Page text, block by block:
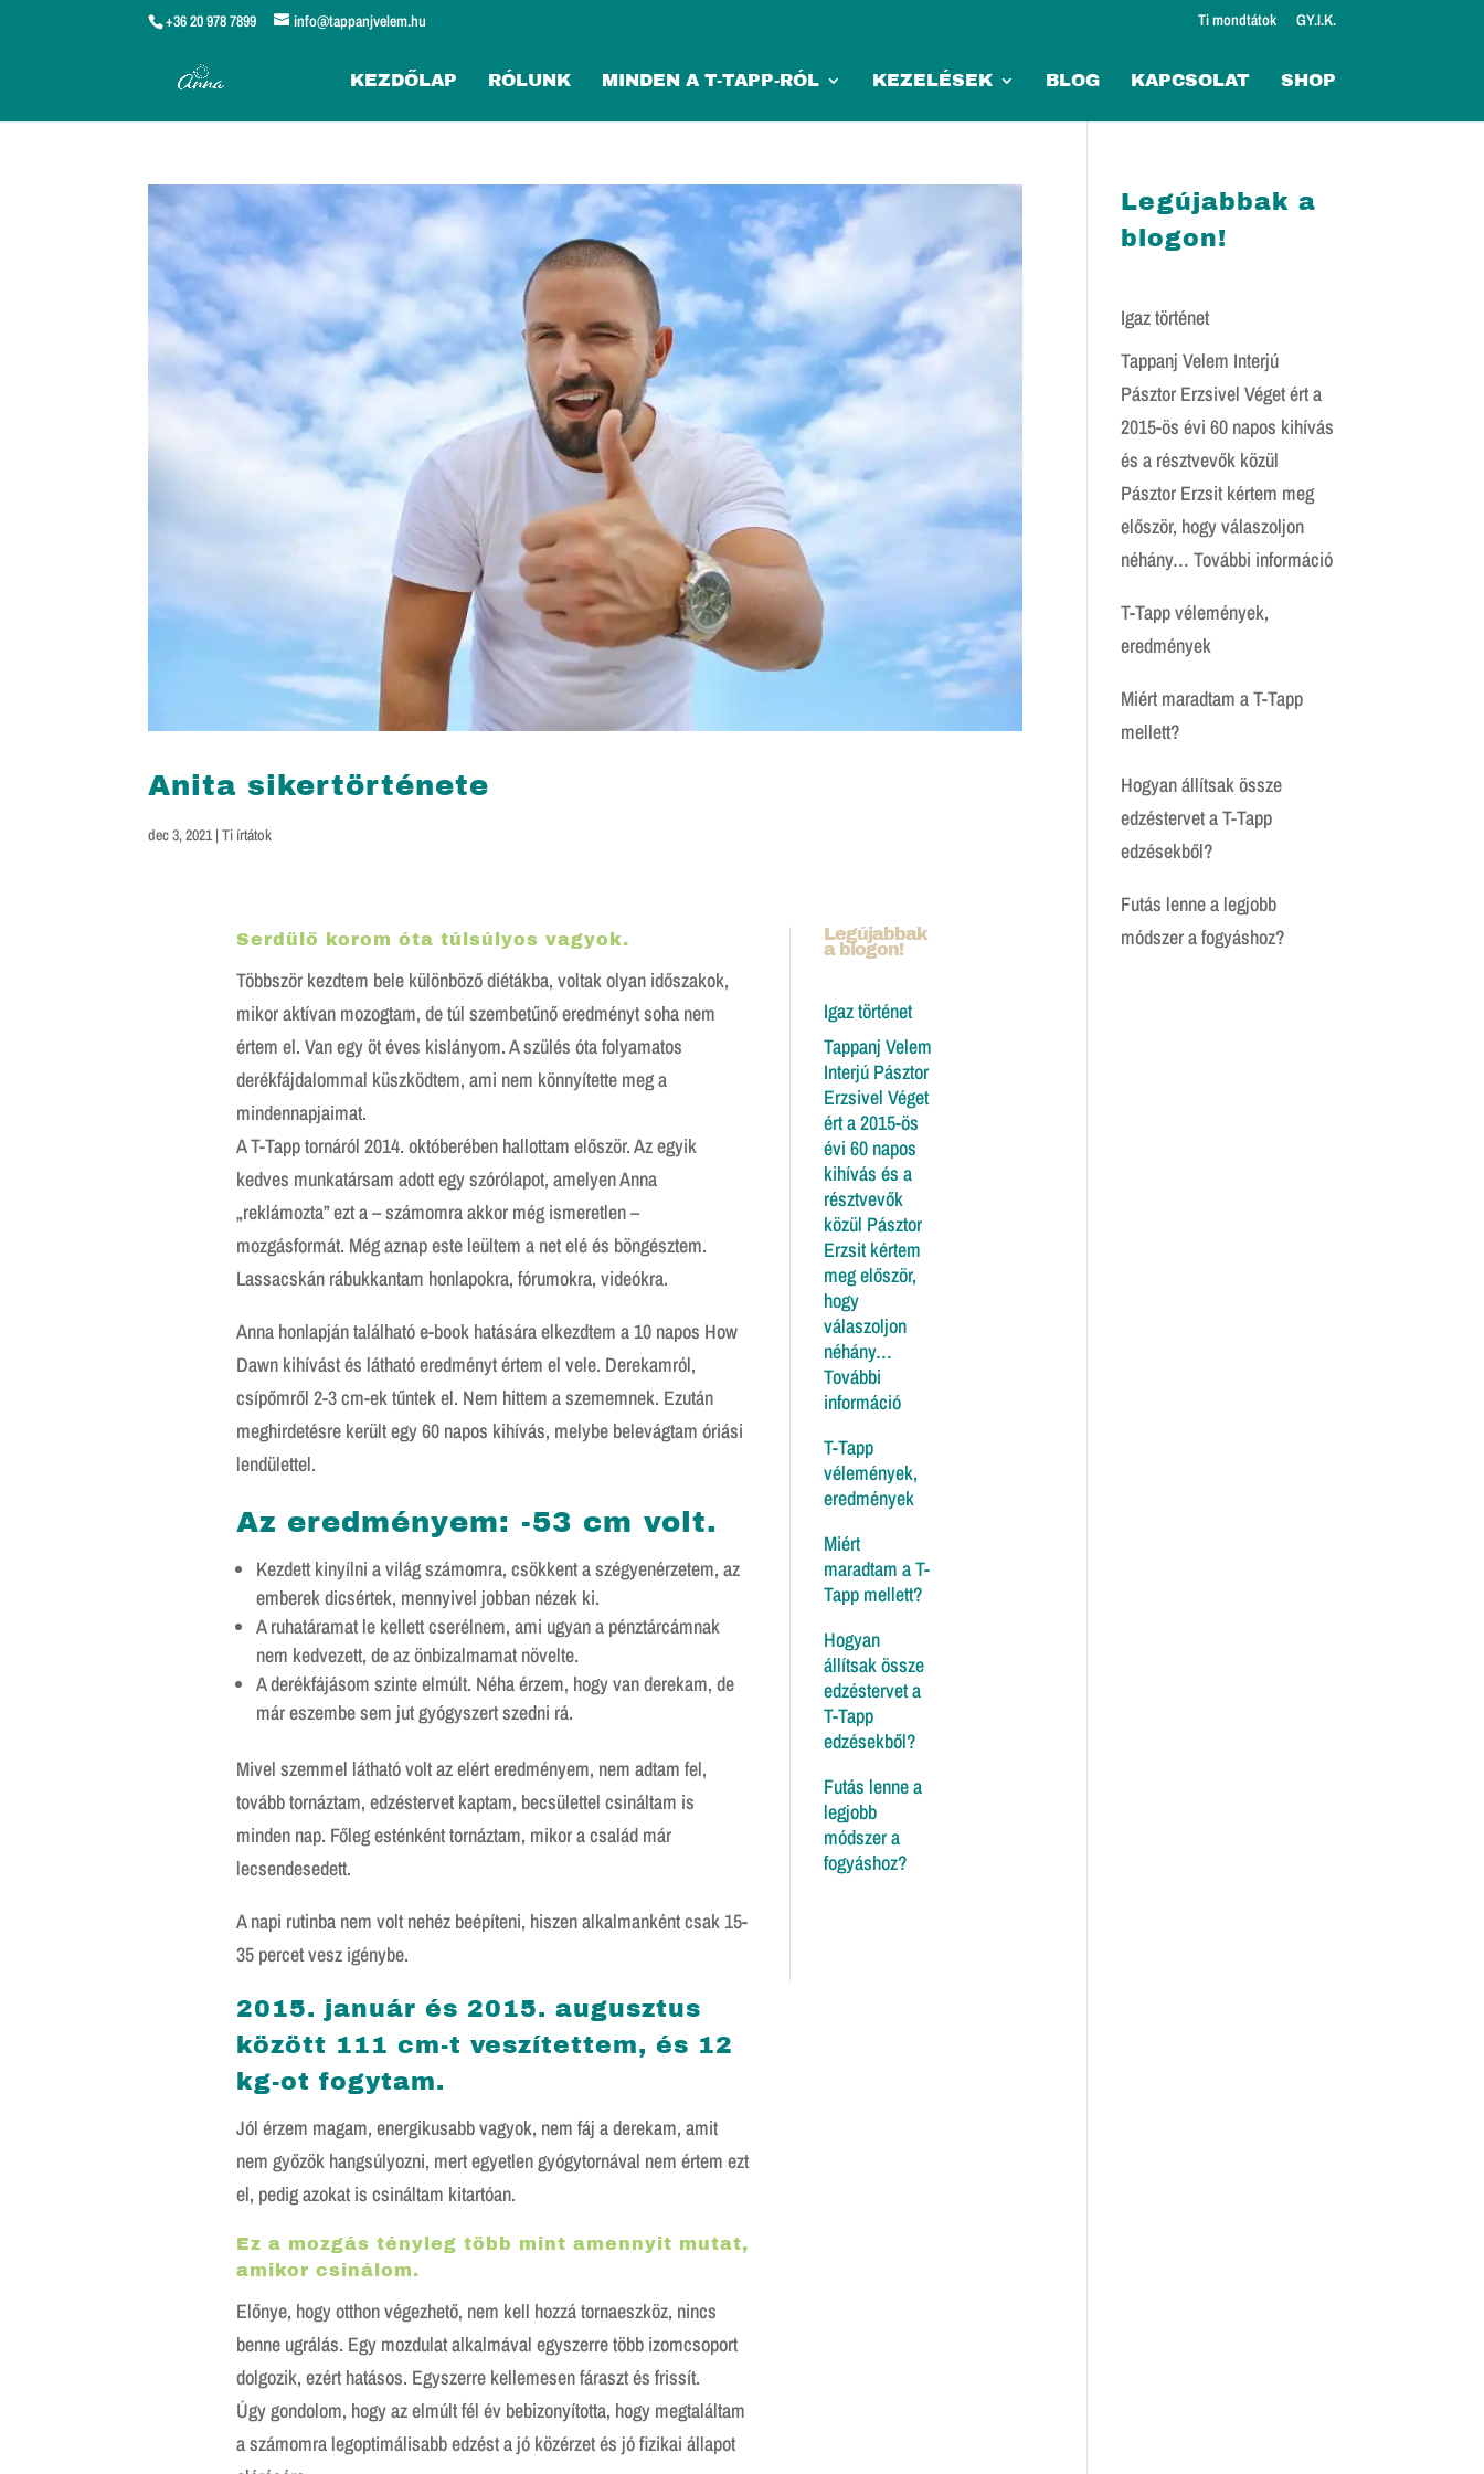
+36 20 978 7899 info@tappanjvelem.hu Ti mondtátok GY.I.K.
KEZDŐLAP RÓLUNK MINDEN A T-TAPP-RÓL KEZELÉSEK BLOG KAPCSOLAT SHOP
Anita sikertörténete
dec 3, 2021|Ti írtátok
Serdülő korom óta túlsúlyos vagyok.
Többször kezdtem bele különböző diétákba, voltak olyan időszakok,
mikor aktívan mozogtam, de túl szembetűnő eredményt soha nem
értem el. Van egy öt éves kislányom. A szülés óta folyamatos
derékfájdalommal küszködtem, ami nem könnyítette meg a
mindennapjaimat.
A T-Tapp tornáról 2014. októberében hallottam először. Az egyik
kedves munkatársam adott egy szórólapot, amelyen Anna
„reklámozta” ezt a – számomra akkor még ismeretlen –
mozgásformát. Még aznap este leültem a net elé és böngésztem.
Lassacskán rábukkantam honlapokra, fórumokra, videókra.
Anna honlapján található e-book hatására elkezdtem a 10 napos How
Dawn kihívást és látható eredményt értem el vele. Derekamról,
csípőmről 2-3 cm-ek tűntek el. Nem hittem a szememnek. Ezután
meghirdetésre került egy 60 napos kihívás, melybe belevágtam óriási
lendülettel.
Az eredményem: -53 cm volt.
Kezdett kinyílni a világ számomra, csökkent a szégyenérzetem, az
emberek dicsértek, mennyivel jobban nézek ki.
A ruhatáramat le kellett cserélnem, ami ugyan a pénztárcámnak
nem kedvezett, de az önbizalmamat növelte.
A derékfájásom szinte elmúlt. Néha érzem, hogy van derekam, de
már eszembe sem jut gyógyszert szedni rá.
Mivel szemmel látható volt az elért eredményem, nem adtam fel,
tovább tornáztam, edzéstervet kaptam, becsülettel csináltam is
minden nap. Főleg esténként tornáztam, mikor a család már
lecsendesedett.
A napi rutinba nem volt nehéz beépíteni, hiszen alkalmanként csak 15-
35 percet vesz igénybe.
2015. január és 2015. augusztus
között 111 cm-t veszítettem, és 12
kg-ot fogytam.
Jól érzem magam, energikusabb vagyok, nem fáj a derekam, amit
nem győzök hangsúlyozni, mert egyetlen gyógytornával nem értem ezt
el, pedig azokat is csináltam kitartóan.
Ez a mozgás tényleg több mint amennyit mutat,
amikor csinálom.
Előnye, hogy otthon végezhető, nem kell hozzá tornaeszköz, nincs
benne ugrálás. Egy mozdulat alkalmával egyszerre több izomcsoport
dolgozik, ezért hatásos. Egyszerre kellemesen fáraszt és frissít.
Úgy gondolom, hogy az elmúlt fél év bebizonyította, hogy megtaláltam
a számomra legoptimálisabb edzést a jó közérzet és jó fizikai állapot
Legújabbak
a blogon!
Igaz történet
Tappanj Velem
Interjú Pásztor
Erzsivel Véget
ért a 2015-ös
évi 60 napos
kihívás és a
résztvevők
közül Pásztor
Erzsit kértem
meg először,
hogy
válaszoljon
néhány…
További
információ:
T-Tapp
vélemények,
eredmények
Miért
maradtam a T-
Tapp mellett?
Hogyan
állítsak össze
edzéstervet a
T-Tapp
edzésekből?
Futás lenne a
legjobb
módszer a
fogyáshoz?
Legújabbak a
blogon!
Igaz történet
Tappanj Velem Interjú
Pásztor Erzsivel Véget ért a
2015-ös évi 60 napos kihívás
és a résztvevők közül
Pásztor Erzsit kértem meg
először, hogy válaszoljon
néhány…További információ:
T-Tapp vélemények,
eredmények
Miért maradtam a T-Tapp
mellett?
Hogyan állítsak össze
edzéstervet a T-Tapp
edzésekből?
Futás lenne a legjobb
módszer a fogyáshoz?